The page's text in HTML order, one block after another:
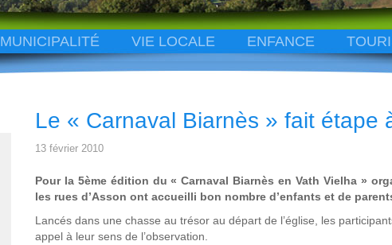
MUNICIPALITÉ VIE LOCALE ENFANCE
Le « Carnaval Biarnès » fait étape
13 février 2010
Pour la 5ème édition du « Carnaval Biarnès en Vath Vielha »
les rues d’Asson ont accueilli bon nombre d’enfants et de
Lancés dans une chasse au trésor au départ de l’église, les
appel à leur sens de l’observation.